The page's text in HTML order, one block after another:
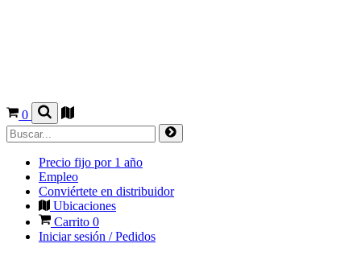
0
Precio fijo por 1 año
Empleo
Conviértete en distribuidor
Ubicaciones
Carrito 0
Iniciar sesión / Pedidos